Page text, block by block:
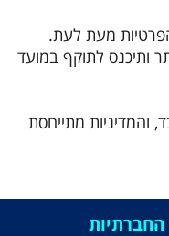
מעת לעת.
ותיכנס לתוקף במועד
והמדיניות מתייחסת